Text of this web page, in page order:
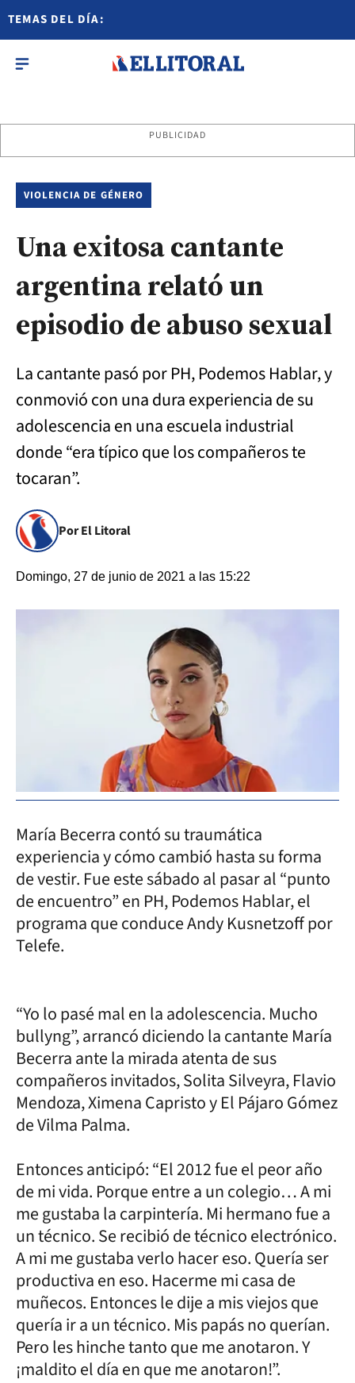
TEMAS DEL DÍA:
PUBLICIDAD
VIOLENCIA DE GÉNERO
Una exitosa cantante
argentina relató un
episodio de abuso sexual
La cantante pasó por PH, Podemos Hablar, y
conmovió con una dura experiencia de su
adolescencia en una escuela industrial
donde “era típico que los compañeros te
tocaran”.
Por El Litoral
Domingo, 27 de junio de 2021 a las 15:22
María Becerra contó su traumática
experiencia y cómo cambió hasta su forma
de vestir. Fue este sábado al pasar al “punto
de encuentro” en PH, Podemos Hablar, el
programa que conduce Andy Kusnetzoff por
Telefe.
“Yo lo pasé mal en la adolescencia. Mucho
bullyng”, arrancó diciendo la cantante María
Becerra ante la mirada atenta de sus
compañeros invitados, Solita Silveyra, Flavio
Mendoza, Ximena Capristo y El Pájaro Gómez
de Vilma Palma.
Entonces anticipó: “El 2012 fue el peor año
de mi vida. Porque entre a un colegio… A mi
me gustaba la carpintería. Mi hermano fue a
un técnico. Se recibió de técnico electrónico.
A mi me gustaba verlo hacer eso. Quería ser
productiva en eso. Hacerme mi casa de
muñecos. Entonces le dije a mis viejos que
quería ir a un técnico. Mis papás no querían.
Pero les hinche tanto que me anotaron. Y
¡maldito el día en que me anotaron!”.